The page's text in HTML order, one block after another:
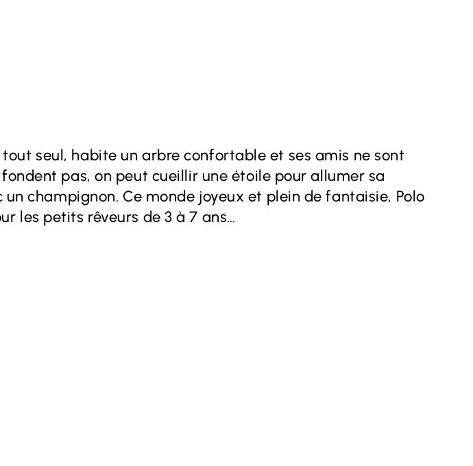
seul, habite un arbre confortable et ses amis ne sont
pas, on peut cueillir une étoile pour allumer sa
champignon. Ce monde joyeux et plein de fantaisie, Polo
les petits rêveurs de 3 à 7 ans…